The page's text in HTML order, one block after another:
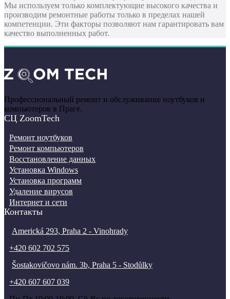
Мы используем только комплектующие высокого качества и
производим ремонтные работы только в пределах нашей
компетенции. Эти факторы позволяют нам гарантировать вам
качество выполненных работ.
Профессиональный ремонт и обслуживание ноутбуков и
компьютеров в Праге.
СЦ ZoomTech
Ремонт ноутбуков
Ремонт компьютеров
Восстановление данных
Установка Windows
Установка программ
Удаление вирусов
Интернет и сети
Контакты
Americká 293, Praha 2 - Vinohrady
+420 602 702 575
Šostakovičovo nám. 3b, Praha 5 - Stodůlky
+420 607 607 039